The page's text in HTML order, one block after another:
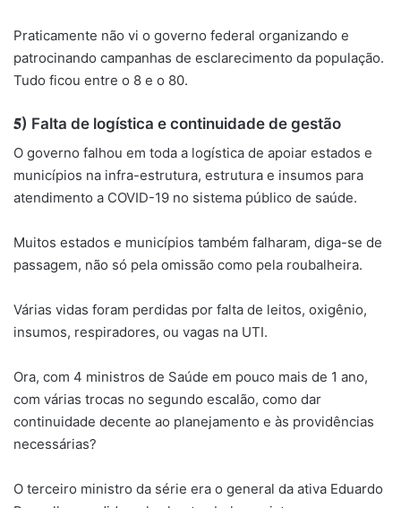
Praticamente não vi o governo federal organizando e
patrocinando campanhas de esclarecimento da população.
Tudo ficou entre o 8 e o 80.
𝟓) Falta de logística e continuidade de gestão
O governo falhou em toda a logística de apoiar estados e
municípios na infra-estrutura, estrutura e insumos para
atendimento a COVID-19 no sistema público de saúde.
Muitos estados e municípios também falharam, diga-se de
passagem, não só pela omissão como pela roubalheira.
Várias vidas foram perdidas por falta de leitos, oxigênio,
insumos, respiradores, ou vagas na UTI.
Ora, com 4 ministros de Saúde em pouco mais de 1 ano,
com várias trocas no segundo escalão, como dar
continuidade decente ao planejamento e às providências
necessárias?
O terceiro ministro da série era o general da ativa Eduardo